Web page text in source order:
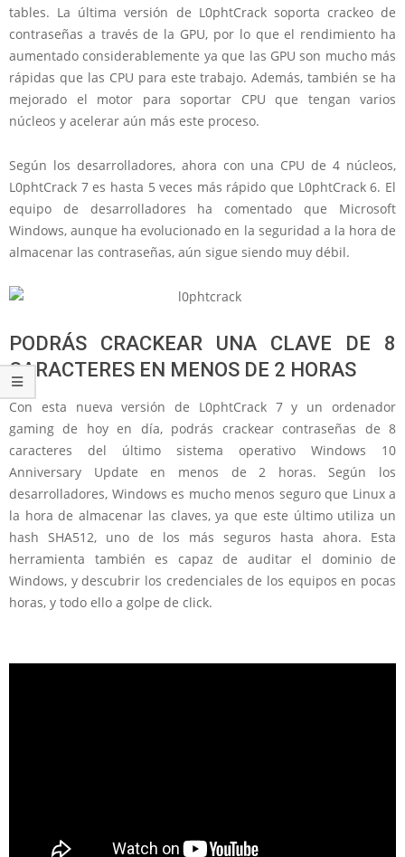
tables. La última versión de L0phtCrack soporta crackeo de
contraseñas a través de la GPU, por lo que el rendimiento ha
aumentado considerablemente ya que las GPU son mucho más
rápidas que las CPU para este trabajo. Además, también se ha
mejorado el motor para soportar CPU que tengan varios
núcleos y acelerar aún más este proceso.
Según los desarrolladores, ahora con una CPU de 4 núcleos,
L0phtCrack 7 es hasta 5 veces más rápido que L0phtCrack 6. El
equipo de desarrolladores ha comentado que Microsoft
Windows, aunque ha evolucionado en la seguridad a la hora de
almacenar las contraseñas, aún sigue siendo muy débil.
PODRÁS CRACKEAR UNA CLAVE DE 8
CARACTERES EN MENOS DE 2 HORAS
Con esta nueva versión de L0phtCrack 7 y un ordenador
gaming de hoy en día, podrás crackear contraseñas de 8
caracteres del último sistema operativo Windows 10
Anniversary Update en menos de 2 horas. Según los
desarrolladores, Windows es mucho menos seguro que Linux a
la hora de almacenar las claves, ya que este último utiliza un
hash SHA512, uno de los más seguros hasta ahora. Esta
herramienta también es capaz de auditar el dominio de
Windows, y descubrir los credenciales de los equipos en pocas
horas, y todo ello a golpe de click.